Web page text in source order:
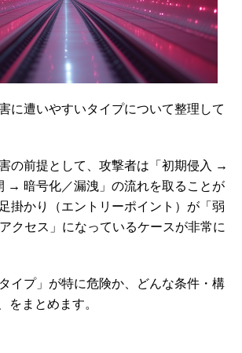
に遭いやすいタイプについて整理して
の前提として、攻撃者は「初期侵入 →
→ 暗号化／漏洩」の流れを取ることが
掛かり（エントリーポイント）が「弱
クセス」になっているケースが非常に
イプ」が特に危険か、どんな条件・構
をまとめます。